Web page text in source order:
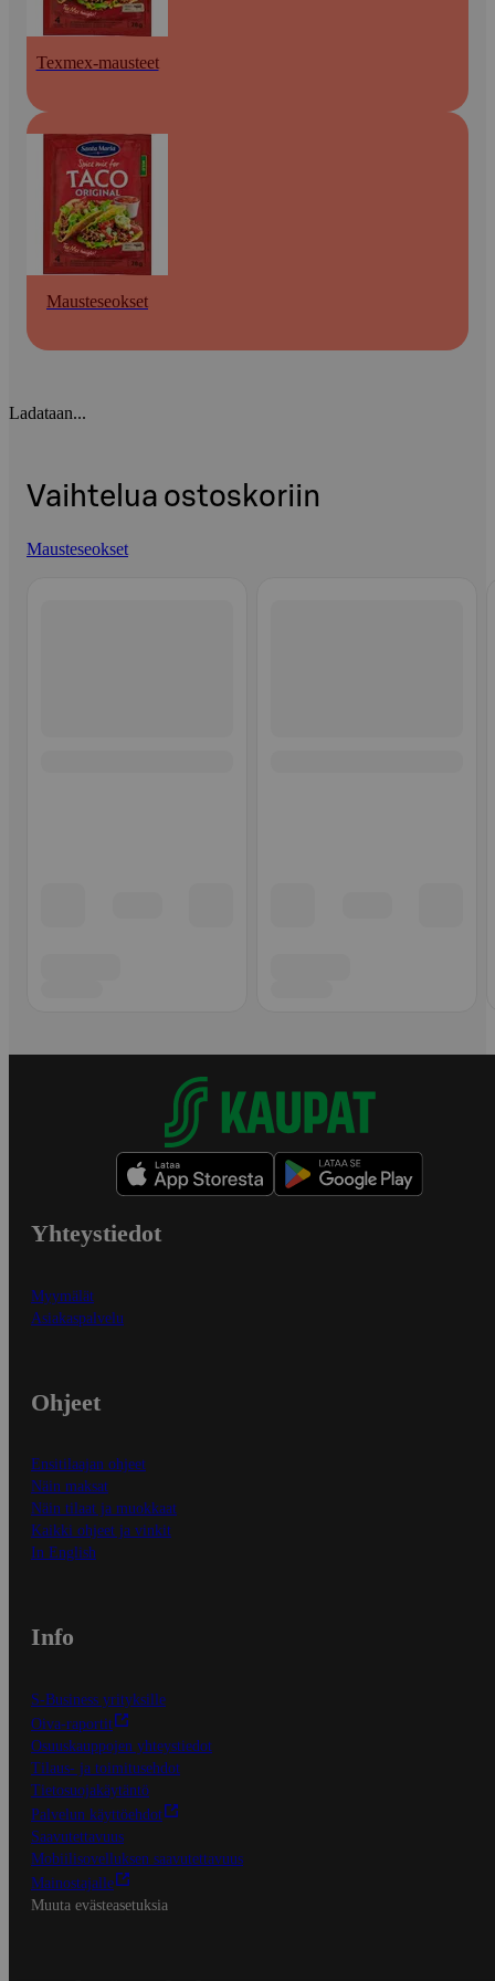
Texmex-mausteet
Mausteseokset
Ladataan...
Vaihtelua ostoskoriin
Mausteseokset
Yhteystiedot
Myymälät
Asiakaspalvelu
Ohjeet
Ensitilaajan ohjeet
Näin maksat
Näin tilaat ja muokkaat
Kaikki ohjeet ja vinkit
In English
Info
S-Business yrityksille
Oiva-raportit
Osuuskauppojen yhteystiedot
Tilaus- ja toimitusehdot
Tietosuojakäytäntö
Palvelun käyttöehdot
Saavutettavuus
Mobiilisovelluksen saavutettavuus
Mainostajalle
Muuta evästeasetuksia